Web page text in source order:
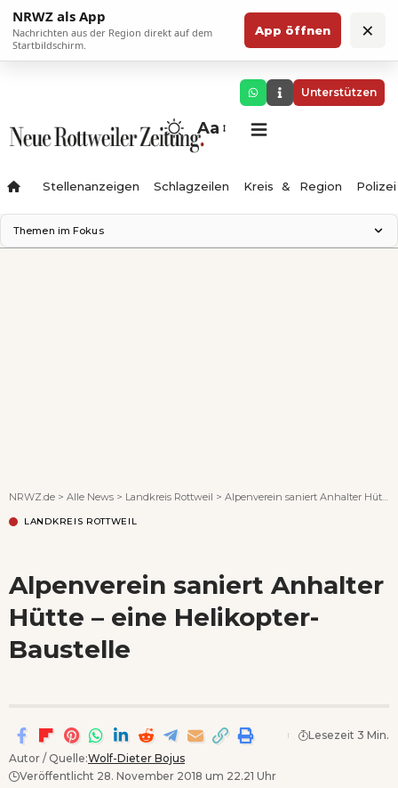
NRWZ als App
Nachrichten aus der Region direkt auf dem
Startbildschirm.
App öffnen ×
Unterstützen
Aa
Stellenanzeigen Schlagzeilen Kreis & Region Polizei
Themen im Fokus
NRWZ.de > Alle News > Landkreis Rottweil > Alpenverein saniert Anhalter Hütte – eine Helikopter-Baustelle
LANDKREIS ROTTWEIL
Alpenverein saniert Anhalter
Hütte – eine Helikopter-
Baustelle
Autor / Quelle:Wolf-Dieter Bojus
Veröffentlicht 28. November 2018 um 22.21 Uhr
Lesezeit 3 Min.